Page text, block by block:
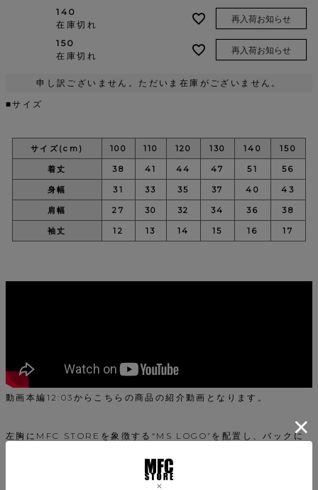
140
在庫切れ
再入荷お知らせ
150
在庫切れ
再入荷お知らせ
申し訳ございません。ただいま在庫がございません。
■サイズ
サイズ(cm) 100 110 120 130 140 150
着丈 38 41 44 47 51 56
身幅 31 33 35 37 40 43
肩幅 27 30 32 34 36 38
袖丈 12 13 14 15 16 17
動画本編12:03からこちらの商品の紹介動画となります。
左胸にMFC STOREを象徴する“MS LOGO”を配置し、バックに
る“グラフィクロゴ”落とし込んだTシャツ。
アダルトサイズもあり、親子での着用が可能な一着。